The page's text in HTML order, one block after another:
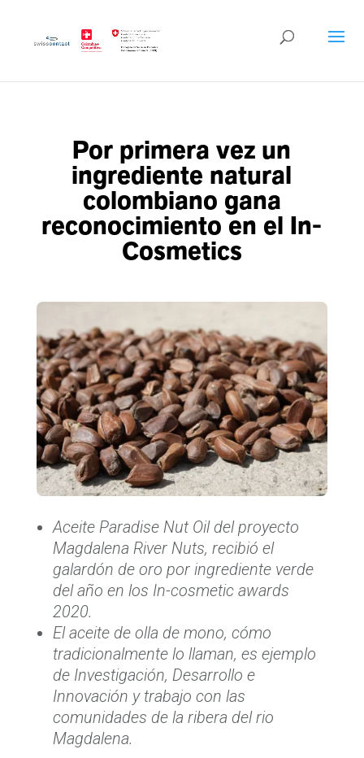
Por primera vez un
ingrediente natural
colombiano gana
reconocimiento en el In-
Cosmetics
Aceite Paradise Nut Oil del proyecto
Magdalena River Nuts, recibió el
galardón de oro por ingrediente verde
del año en los In-cosmetic awards
2020.
El aceite de olla de mono, cómo
tradicionalmente lo llaman, es ejemplo
de Investigación, Desarrollo e
Innovación y trabajo con las
comunidades de la ribera del rio
Magdalena.